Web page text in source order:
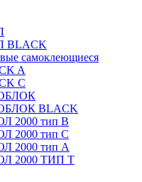
BLACK
самоклеющиеся
A
С
BLACK
2000 тип B
2000 тип C
2000 тип А
2000 ТИП Т